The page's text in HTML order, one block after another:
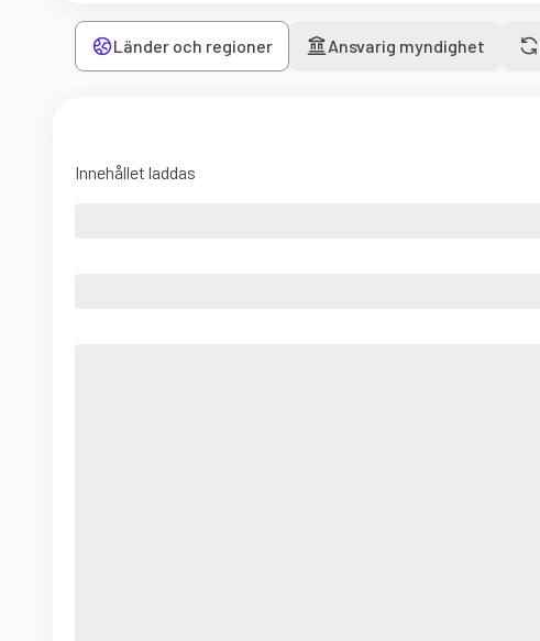
Länder och regioner Ansvarig myndighet
Innehållet laddas